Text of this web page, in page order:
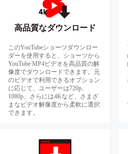
高品質なダウンロード
このYouTubeショーツダウンロー
ダーを使用すると、ショーツから
YouTube MP4ビデオを高品質の解
像度でダウンロードできます。元
のビデオで利用できるオプション
に応じて、ユーザーは720p、
1080p、さらには4Kなど、さまざ
まなビデオ解像度から柔軟に選択
できます。